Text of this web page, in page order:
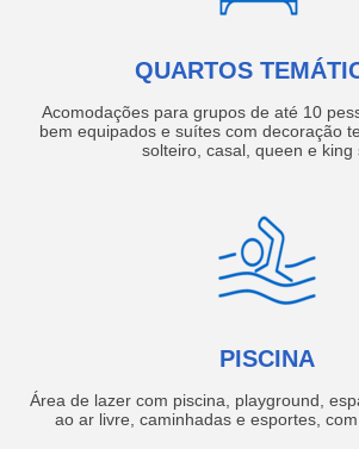
QUARTOS
Acomodações para grupos de até 10
bem equipados e suítes com decoração
solteiro, casal, queen e king
PISCINA
Área de lazer com piscina, playground,
ao ar livre, caminhadas e esportes,